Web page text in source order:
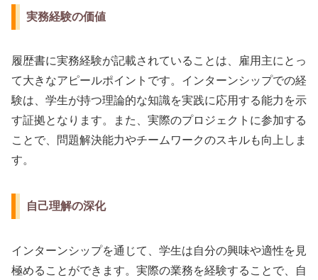
実務経験の価値
履歴書に実務経験が記載されていることは、雇用主にとっ
て大きなアピールポイントです。インターンシップでの経
験は、学生が持つ理論的な知識を実践に応用する能力を示
す証拠となります。また、実際のプロジェクトに参加する
ことで、問題解決能力やチームワークのスキルも向上しま
す。
自己理解の深化
インターンシップを通じて、学生は自分の興味や適性を見
極めることができます。実際の業務を経験することで、自